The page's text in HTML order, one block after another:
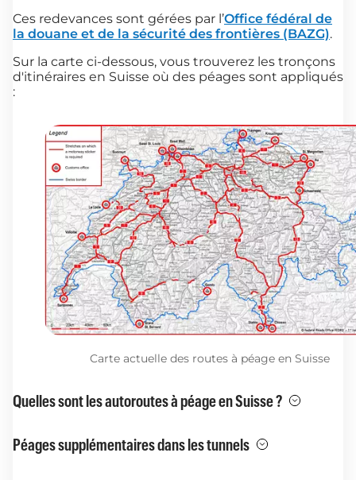
Ces redevances sont gérées par l’Office fédéral de
la douane et de la sécurité des frontières (BAZG).
Sur la carte ci-dessous, vous trouverez les tronçons
d'itinéraires en Suisse où des péages sont appliqués
:
Carte actuelle des routes à péage en Suisse
Quelles sont les autoroutes à péage en Suisse ?
Péages supplémentaires dans les tunnels